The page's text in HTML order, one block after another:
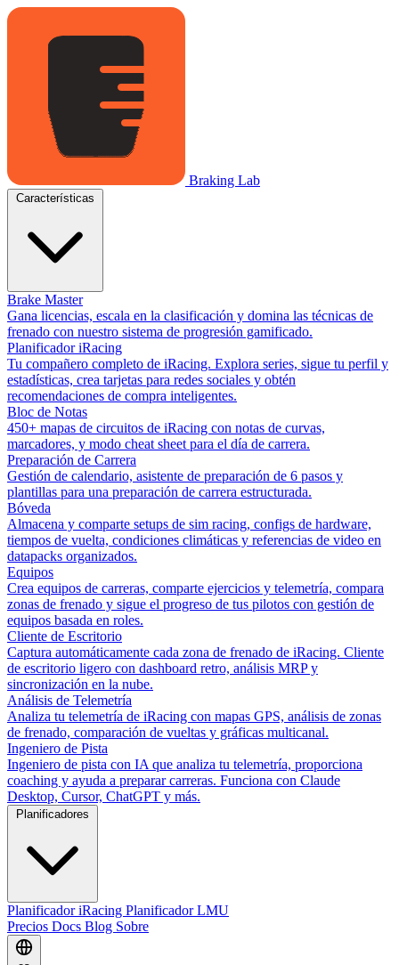
Braking Lab
Brake Master
Gana licencias, escala en la clasificación y domina las técnicas de
frenado con nuestro sistema de progresión gamificado.
Planificador iRacing
Tu compañero completo de iRacing. Explora series, sigue tu perfil y
estadísticas, crea tarjetas para redes sociales y obtén
recomendaciones de compra inteligentes.
Bloc de Notas
450+ mapas de circuitos de iRacing con notas de curvas,
marcadores, y modo cheat sheet para el día de carrera.
Preparación de Carrera
Gestión de calendario, asistente de preparación de 6 pasos y
plantillas para una preparación de carrera estructurada.
Bóveda
Almacena y comparte setups de sim racing, configs de hardware,
tiempos de vuelta, condiciones climáticas y referencias de video en
datapacks organizados.
Equipos
Crea equipos de carreras, comparte ejercicios y telemetría, compara
zonas de frenado y sigue el progreso de tus pilotos con gestión de
equipos basada en roles.
Cliente de Escritorio
Captura automáticamente cada zona de frenado de iRacing. Cliente
de escritorio ligero con dashboard retro, análisis MRP y
sincronización en la nube.
Análisis de Telemetría
Analiza tu telemetría de iRacing con mapas GPS, análisis de zonas
de frenado, comparación de vueltas y gráficas multicanal.
Ingeniero de Pista
Ingeniero de pista con IA que analiza tu telemetría, proporciona
coaching y ayuda a preparar carreras. Funciona con Claude
Desktop, Cursor, ChatGPT y más.
Planificador iRacing Planificador LMU
Precios Docs Blog Sobre